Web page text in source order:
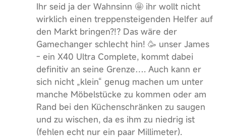
Ihr seid ja der Wahnsinn 🤩 ihr wollt nicht
wirklich einen treppensteigenden Helfer auf
den Markt bringen?!? Das wäre der
Gamechanger schlecht hin! 🥳 unser James
- ein X40 Ultra Complete, kommt dabei
definitiv an seine Grenze…. Auch kann er
sich nicht „klein“ genug machen um unter
manche Möbelstücke zu kommen oder am
Rand bei den Küchenschränken zu saugen
und zu wischen, da es ihm zu niedrig ist
(fehlen echt nur ein paar Millimeter).